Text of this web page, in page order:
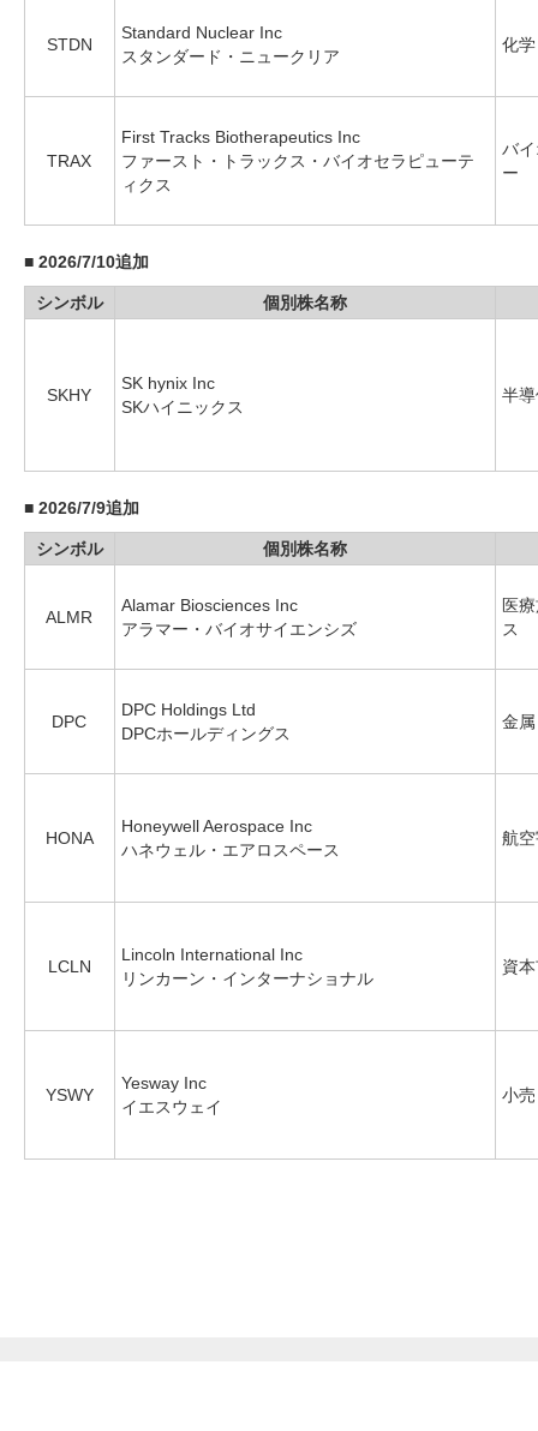
STDN
Standard Nuclear Inc
スタンダード・ニュークリア
化学
TRAX
First Tracks Biotherapeutics Inc
ファースト・トラックス・バイオセラピューテ
ィクス
バ
ー
■ 2026/7/10追加
シンボル 個別株名称
SKHY
SK hynix Inc
SKハイニックス
半
■ 2026/7/9追加
シンボル 個別株名称
ALMR
Alamar Biosciences Inc
アラマー・バイオサイエンシズ
医
ス
DPC
DPC Holdings Ltd
DPCホールディングス
金
HONA
Honeywell Aerospace Inc
ハネウェル・エアロスペース
航
LCLN
Lincoln International Inc
リンカーン・インターナショナル
資
YSWY
Yesway Inc
イエスウェイ
小